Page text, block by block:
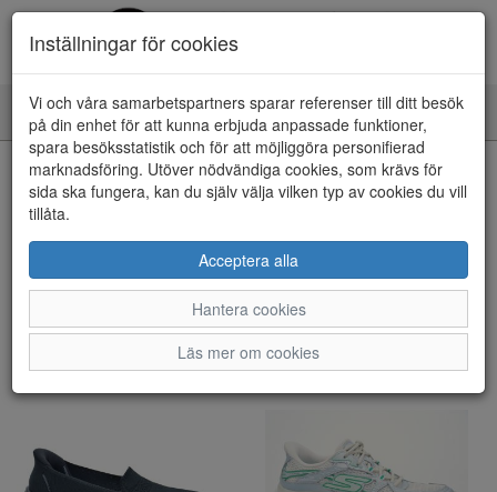
Toggle
navigation
Visa filter
Skechers (93 artiklar)
Sortera efter:
Inställningar för cookies
Vi och våra samarbetspartners sparar referenser till ditt besök
på din enhet för att kunna erbjuda anpassade funktioner,
spara besöksstatistik och för att möjliggöra personifierad
marknadsföring. Utöver nödvändiga cookies, som krävs för
sida ska fungera, kan du själv välja vilken typ av cookies du vill
tillåta.
Acceptera alla
Hantera cookies
Läs mer om cookies